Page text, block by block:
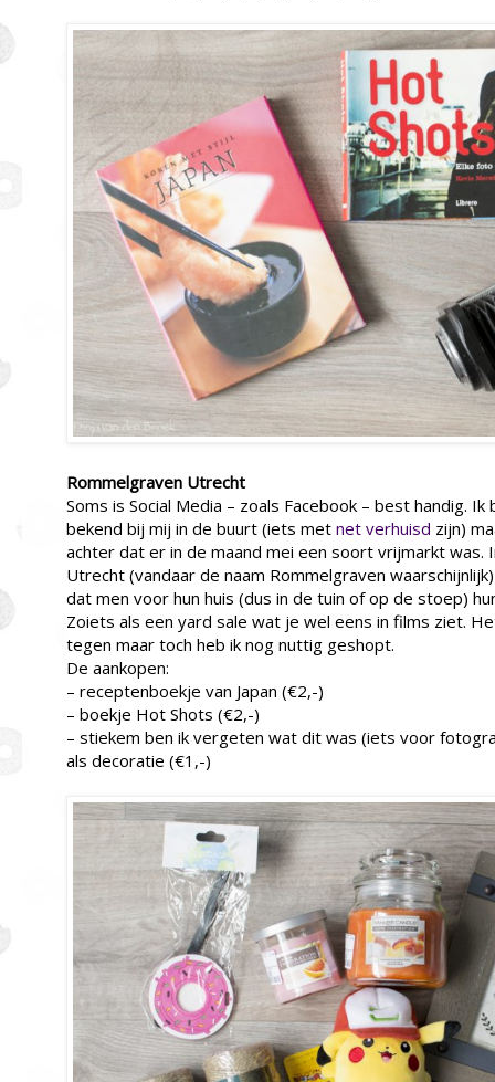
Rommelgraven Utrecht
Soms is Social Media – zoals Facebook – best handig.
bekend bij mij in de buurt (iets met net verhuisd zijn)
achter dat er in de maand mei een soort vrijmarkt was.
Utrecht (vandaar de naam Rommelgraven
dat men voor hun huis (dus in de tuin of op de stoep)
Zoiets als een yard sale wat je wel eens in films ziet.
tegen maar toch heb ik nog nuttig geshopt.
De aankopen:
– receptenboekje van Japan (€2,-)
– boekje Hot Shots (€2,-)
– stiekem ben ik vergeten wat dit was (iets voor
als decoratie (€1,-)